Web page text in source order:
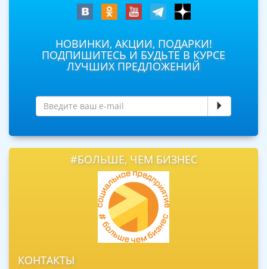
НОВИНКИ, АКЦИИ, ПОДАРКИ!
ПОДПИШИТЕСЬ И БУДЬТЕ В КУРСЕ
ЛУЧШИХ ПРЕДЛОЖЕНИЙ
#БОЛЬШЕ, ЧЕМ БИЗНЕС
КОНТАКТЫ